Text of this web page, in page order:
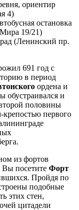
ориентир
4)
остановка
19/21)
(Ленинский пр.
691 год с
в период
ордена и
обустраивался и
половины
крепостью первого
из фортов
Вы посетите Форт
Пройдя по
подобные
этих стен,
цитадели